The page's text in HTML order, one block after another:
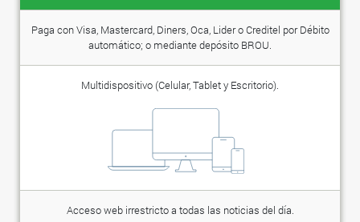
Paga con Visa, Mastercard, Diners, Oca, Lider o Creditel por Débito
automático; o mediante depósito BROU.
Multidispositivo (Celular, Tablet y Escritorio).
Acceso web irrestricto a todas las noticias del día.